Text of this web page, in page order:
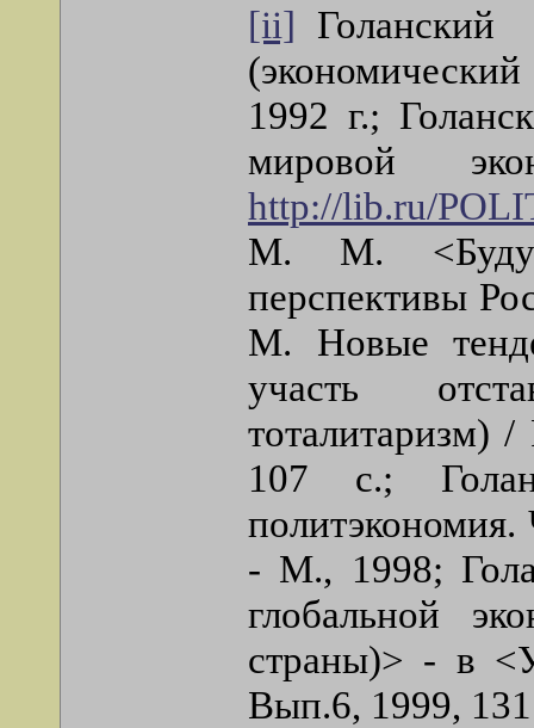
[ii]
1992 г.;
мировой
http://lib.ru/
М. М.
перспективы
М. Новые
участь
107 с.;
- М., 1998;
глобальной
страны)> - в
Вып.6, 1999,